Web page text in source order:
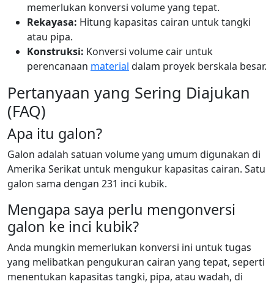
memerlukan konversi volume yang tepat.
Rekayasa: Hitung kapasitas cairan untuk tangki
atau pipa.
Konstruksi: Konversi volume cair untuk
perencanaan material dalam proyek berskala besar.
Pertanyaan yang Sering Diajukan
(FAQ)
Apa itu galon?
Galon adalah satuan volume yang umum digunakan di
Amerika Serikat untuk mengukur kapasitas cairan. Satu
galon sama dengan 231 inci kubik.
Mengapa saya perlu mengonversi
galon ke inci kubik?
Anda mungkin memerlukan konversi ini untuk tugas
yang melibatkan pengukuran cairan yang tepat, seperti
menentukan kapasitas tangki, pipa, atau wadah, di